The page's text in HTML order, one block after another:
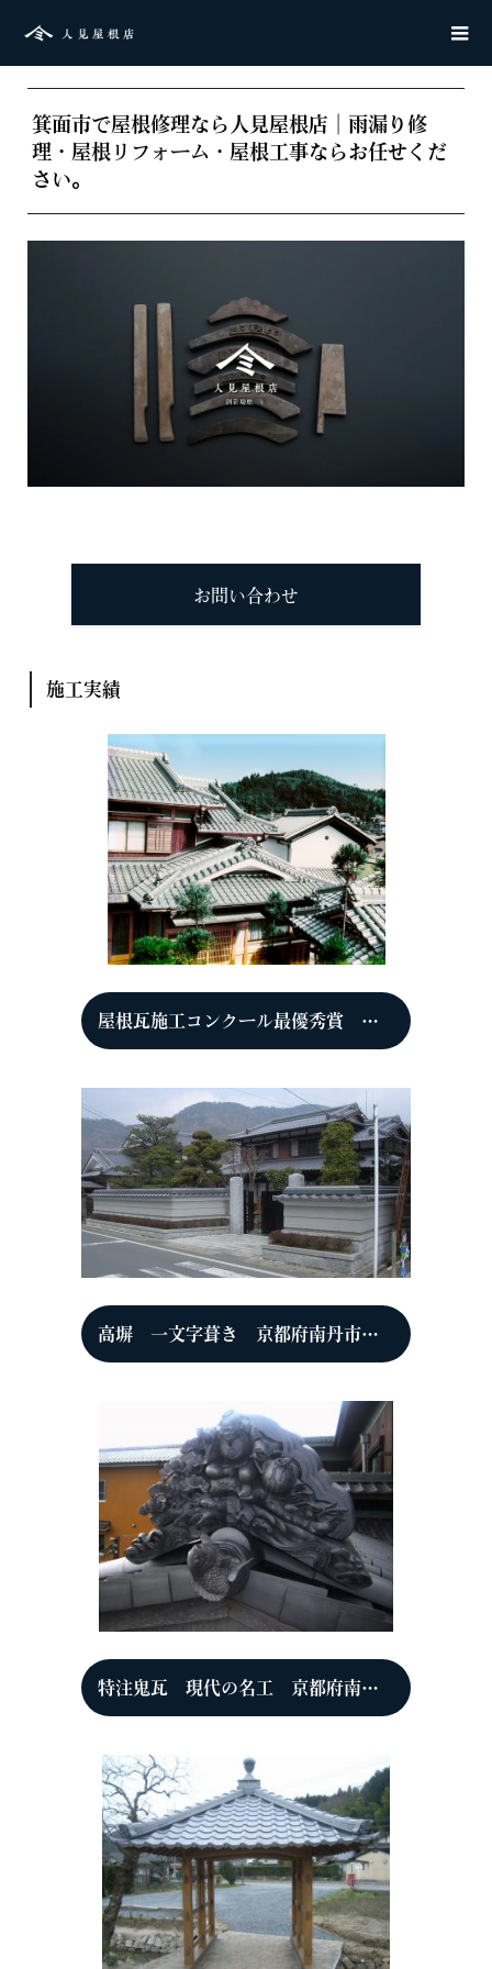
箕面市で屋根修理なら人見屋根店｜雨漏り修
理・屋根リフォーム・屋根工事ならお任せくだ
さい。
お問い合わせ
施工実績
屋根瓦施工コンクール最優秀賞 京都府南丹市 Y邸
高塀 一文字葺き 京都府南丹市 N邸
特注鬼瓦 現代の名工 京都府南丹市八木町氷所 N邸